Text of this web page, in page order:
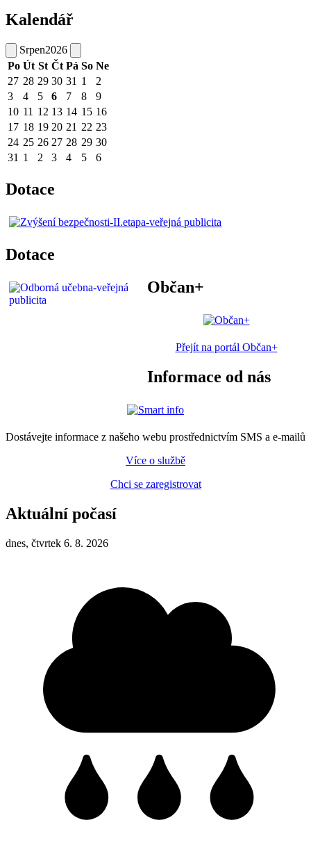
Kalendář
Srpen2026
Po Út St Čt Pá So Ne
27 28 29 30 31 1
2
3
4 5 6 7 8
9
10 11 12 13 14 15 16
17 18 19 20 21 22 23
24 25 26 27 28 29 30
31 1 2 3 4 5 6
Dotace
Dotace
Občan+
Přejít na portál Občan+
Informace od nás
Dostávejte informace z našeho webu prostřednictvím SMS a e-mailů
Více o službě
Chci se zaregistrovat
Aktuální počasí
dnes, čtvrtek 6. 8. 2026